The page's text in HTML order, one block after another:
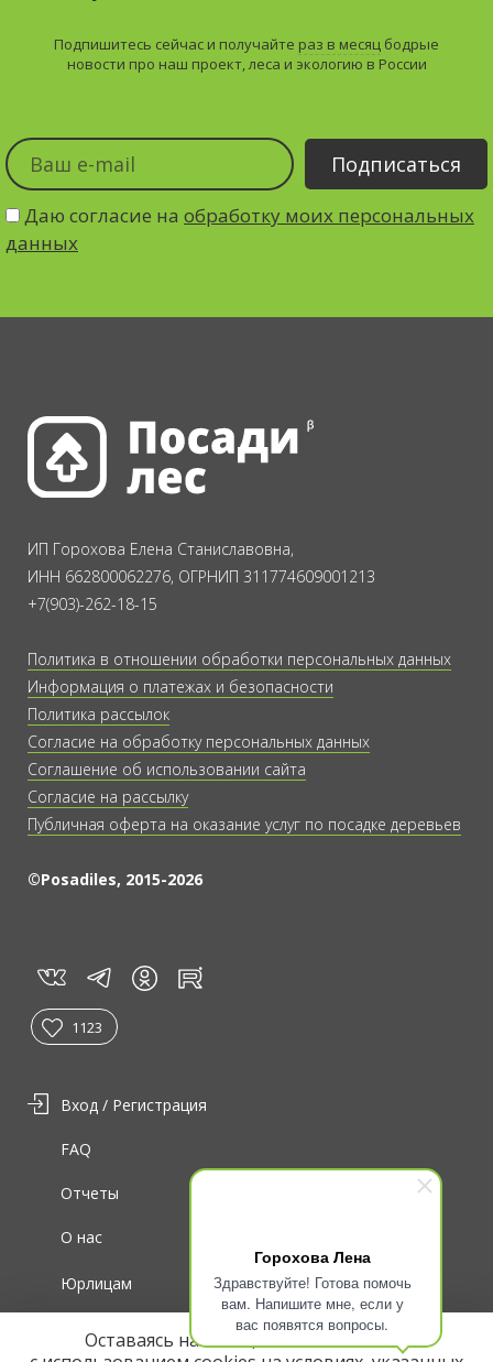
Горохова Лена
Здравствуйте! Готова помочь
вам. Напишите мне, если у
вас появятся вопросы.
Подпишитесь сейчас и получайте раз в месяц бодрые
новости про наш проект, леса и экологию в России
Даю согласие на обработку моих персональных
данных
ИП Горохова Елена Станиславовна,
ИНН 662800062276, ОГРНИП 311774609001213
+7(903)-262-18-15
Политика в отношении обработки персональных данных
Информация о платежах и безопасности
Политика рассылок
Согласие на обработку персональных данных
Соглашение об использовании сайта
Согласие на рассылку
Публичная оферта на оказание услуг по посадке деревьев
©Posadiles, 2015-2026
vk tg in rt
1123
Вход / Регистрация
Для волонтеров
Юрлицам
О нас
Отчеты
FAQ
Оставаясь на сайте, вы соглашаетесь